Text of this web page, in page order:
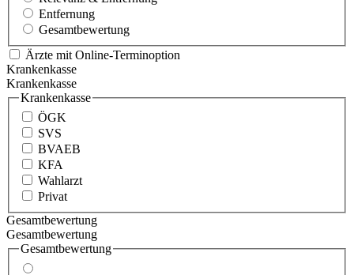
Entfernung
Gesamtbewertung
Ärzte mit Online-Terminoption
Krankenkasse
Krankenkasse
Krankenkasse
ÖGK
SVS
BVAEB
KFA
Wahlarzt
Privat
Gesamtbewertung
Gesamtbewertung
Gesamtbewertung